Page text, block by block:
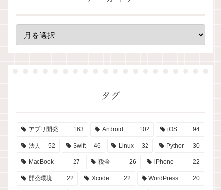
タグ
アプリ開発 163 Android 102 iOS 94
法人 52 Swift 46 Linux 32 Python 30
MacBook 27 税金 26 iPhone 22
開発環境 22 Xcode 22 WordPress 20